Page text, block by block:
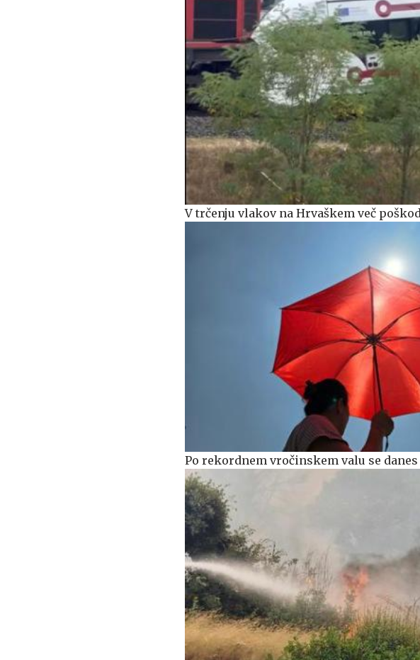
V trčenju vlakov na Hrvaškem več
Po rekordnem vročinskem valu se